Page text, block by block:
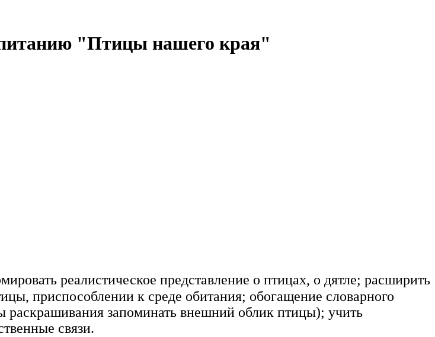
"Птицы нашего края"
реалистическое представление о птицах, о дятле; расширить
приспособлении к среде обитания; обогащение словарного
раскрашивания запоминать внешний облик птицы); учить
связи.